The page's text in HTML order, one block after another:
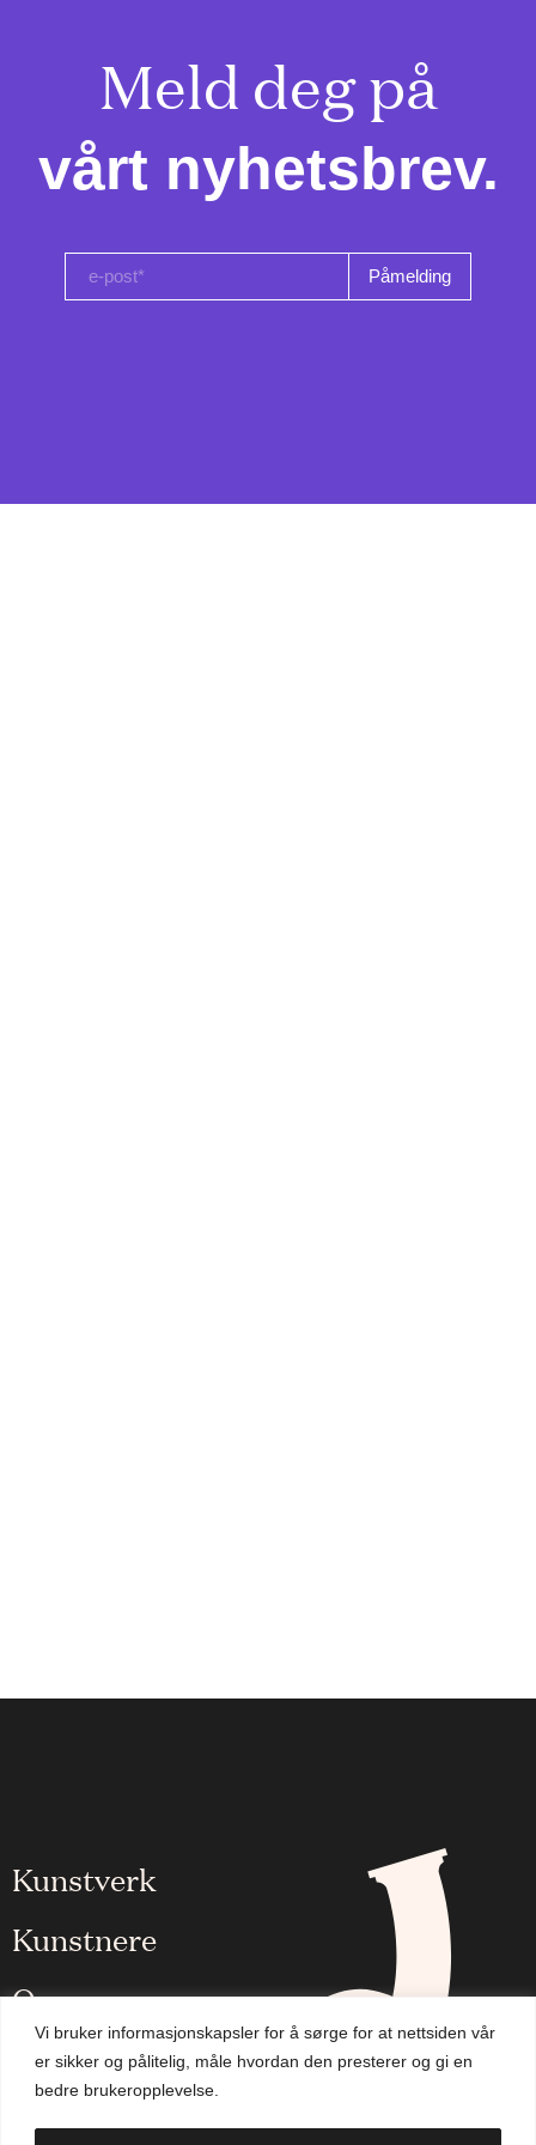
Vi bruker informasjonskapsler for å sørge for at nettsiden vår
er sikker og pålitelig, måle hvordan den presterer og gi en
bedre brukeropplevelse.
Meld deg på
vårt nyhetsbrev.
e-post*
Kunstverk
Kunstnere
Om oss
Aktuelt
Handlekurv